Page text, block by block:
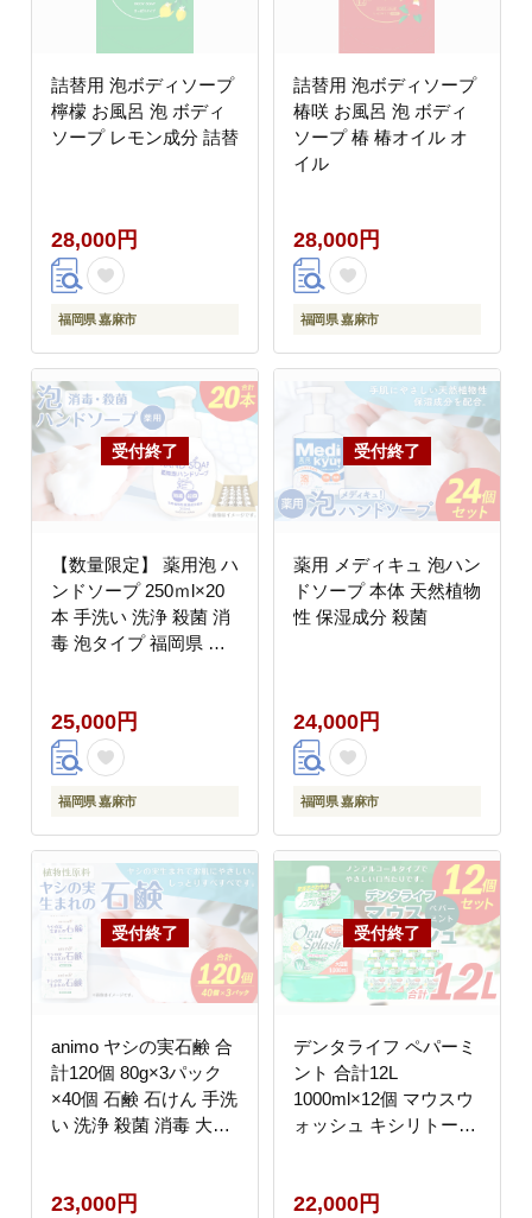
詰替用 泡ボディソープ
檸檬 お風呂 泡 ボディ
ソープ レモン成分 詰替
28,000円
福岡県 嘉麻市
詰替用 泡ボディソープ
椿咲 お風呂 泡 ボディ
ソープ 椿 椿オイル オ
イル
28,000円
福岡県 嘉麻市
【数量限定】 薬用泡 ハ
ンドソープ 250ｍl×20
本 手洗い 洗浄 殺菌 消
毒 泡タイプ 福岡県 嘉
25,000円
福岡県 嘉麻市
薬用 メディキュ 泡ハン
ドソープ 本体 天然植物
性 保湿成分 殺菌
24,000円
福岡県 嘉麻市
animo ヤシの実石鹸 合
計120個 80g×3パック
×40個 石鹸 石けん 手洗
い 洗浄 殺菌 消毒 大容
23,000円
デンタライフ ペパーミ
ント 合計12L
1000ml×12個 マウスウ
ォッシュ キシリトール
浄 殺菌 消毒 日用品 大
22,000円